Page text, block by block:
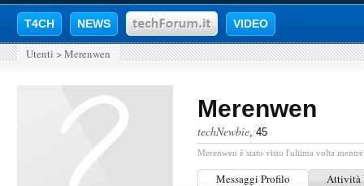
T4CH NEWS VIDEO
Utenti > Merenwen
Merenwen
techNewbie, 45
Merenwen è stato visto l'ultima volta mentre
Messaggi Profilo Attività